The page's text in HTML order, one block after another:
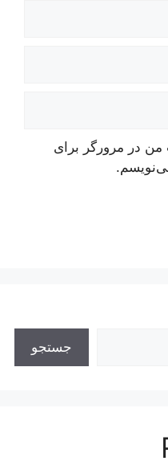
من در مرورگر برای
جستجو